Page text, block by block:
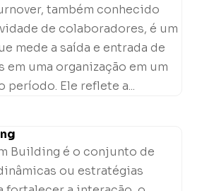
também conhecido
de colaboradores, é um
mede a saída e entrada de
uma organização em um
período. Ele reflete a...
Building é o conjunto de
ou estratégias